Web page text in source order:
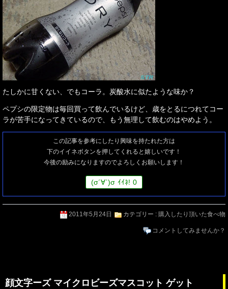
たしかに甘くない、でもコーラ。炭酸水に似たような味か？
ペプシの限定物は毎回買って飲んでいるけど、歳をとるにつれてコー
ラが苦手になってきているので、もう無理して飲むのはやめよう。
この記事を参考にしたり興味を持たれた方は
下のイイネボタンを押してくれると嬉しいです！
今後の励みになりますのでよろしくお願いします！
(σ´∀`)σ ｲｲﾈ! 0
2011年5月24日 カテゴリー : 購入したり頂いた食べ物
コメントしてみませんか？
顔文字ーズ マイクロビーズマスコット ゲット